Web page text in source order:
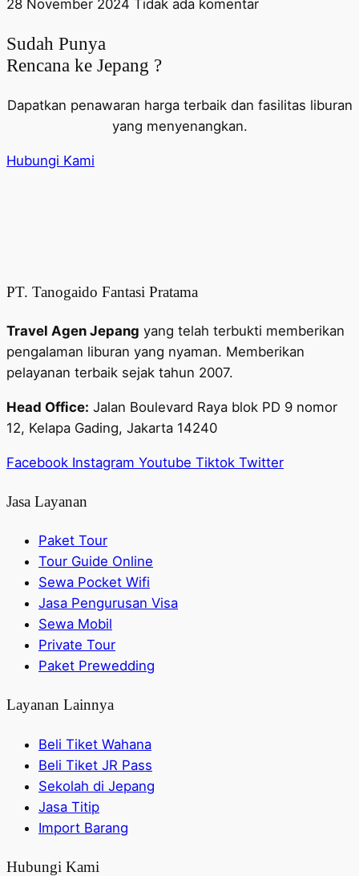
28 November 2024 Tidak ada komentar
Sudah Punya
Rencana ke Jepang ?
Dapatkan penawaran harga terbaik dan fasilitas liburan
yang menyenangkan.
Hubungi Kami
PT. Tanogaido Fantasi Pratama
Travel Agen Jepang yang telah terbukti memberikan
pengalaman liburan yang nyaman. Memberikan
pelayanan terbaik sejak tahun 2007.
Head Office: Jalan Boulevard Raya blok PD 9 nomor
12, Kelapa Gading, Jakarta 14240
Facebook Instagram Youtube Tiktok Twitter
Jasa Layanan
Paket Tour
Tour Guide Online
Sewa Pocket Wifi
Jasa Pengurusan Visa
Sewa Mobil
Private Tour
Paket Prewedding
Layanan Lainnya
Beli Tiket Wahana
Beli Tiket JR Pass
Sekolah di Jepang
Jasa Titip
Import Barang
Hubungi Kami